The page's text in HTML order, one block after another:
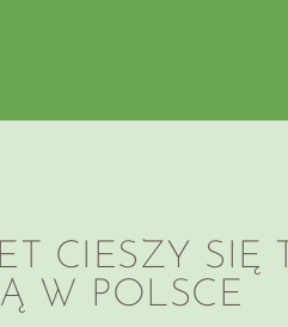
CIESZY SIĘ
W POLSCE